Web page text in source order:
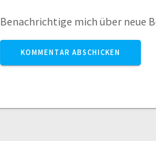
Benachrichtige mich über neue